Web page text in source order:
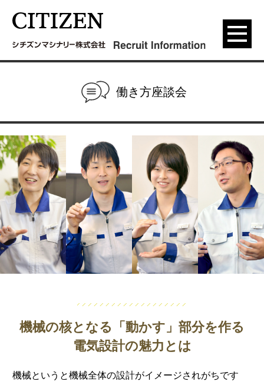
menu
働き方座談会
機械の核となる
「動かす」部分を作る
電気設計の魅力とは
機械というと機械全体の設計がイメージされがちです